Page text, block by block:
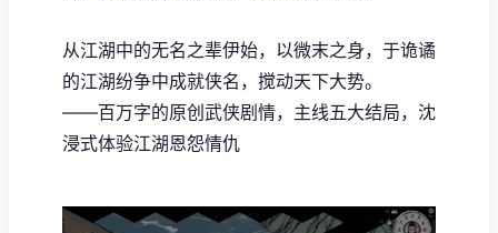
从江湖中的无名之辈伊始，以微末之身，于诡谲
的江湖纷争中成就侠名，搅动天下大势。
——百万字的原创武侠剧情，主线五大结局，沈
浸式体验江湖恩怨情仇